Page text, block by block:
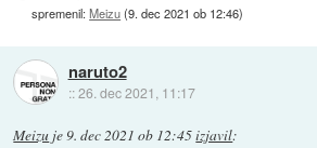
spremenil:Meizu(9. dec 2021 ob 12:46)
naruto2
::26. dec 2021, 11:17
Meizu je9. dec 2021 ob 12:45izjavil: